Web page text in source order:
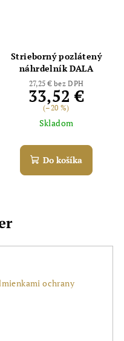
Strieborný pozlátený
náhrdelník DALA
27,25 € bez DPH
33,52 €
(–20 %)
Skladom
Do košíka
ochrany